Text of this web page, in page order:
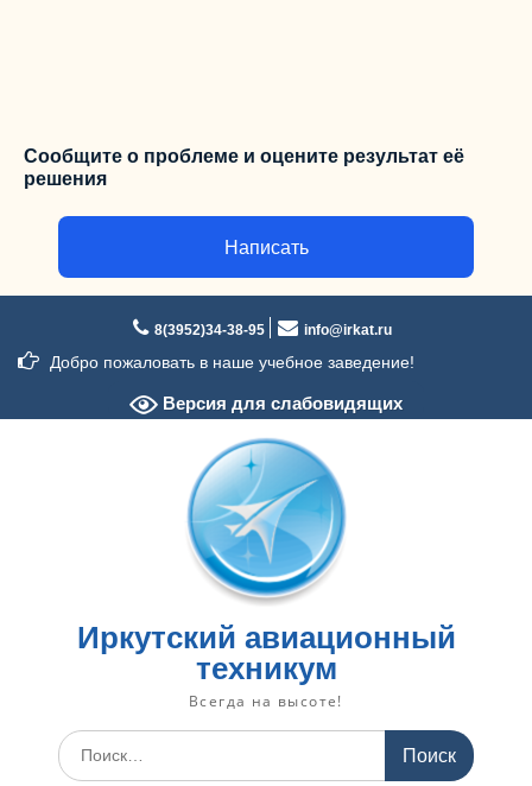
Сообщите о проблеме и оцените результат её
решения
Написать
содержимому
8(3952)34-38-95 info@irkat.ru
Добро пожаловать в наше учебное заведение!
Версия для слабовидящих
Иркутский авиационный
техникум
Всегда на высоте!
Искать: